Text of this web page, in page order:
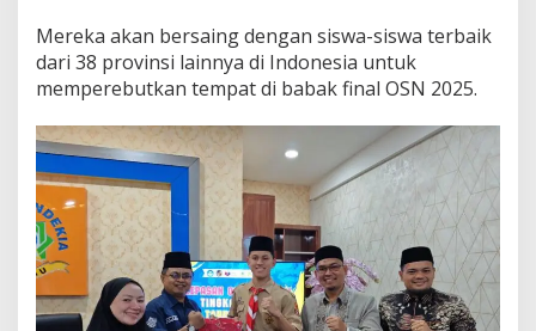
Mereka akan bersaing dengan siswa-siswa terbaik
dari 38 provinsi lainnya di Indonesia untuk
memperebutkan tempat di babak final OSN 2025.